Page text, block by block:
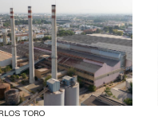
TORO